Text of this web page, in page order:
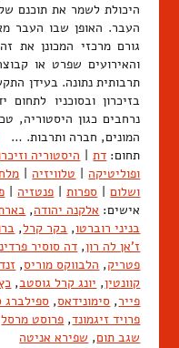
היכולת לשמר את תוכנם
העבר. האופן שבו העבר
גורם מרכזי המכונן את
והאירועים שפרט או
תרבותית נתונה. בעידן
בזיכרון ובסוכניו
נרחבים כגון היסטוריה,
המונים, חברה ותרבות. …
תחום: דת היסטוריה
ופוליטיקה
טלוויזיה
ושלום
ספרות פנטזיה
אישים: אלקנה יהודה,
בניני רוברטו, בקר קרל,
ז'אן לה רון, דה סוסיר
פטריק, הלבווקס מוריס,
קוונטין, יונג קרל גוסטב,
פייר, סימונידאס, ספילברג
פרויד זיגמונד, פרוסט מרסל
שגב תום, שפירא אניטה